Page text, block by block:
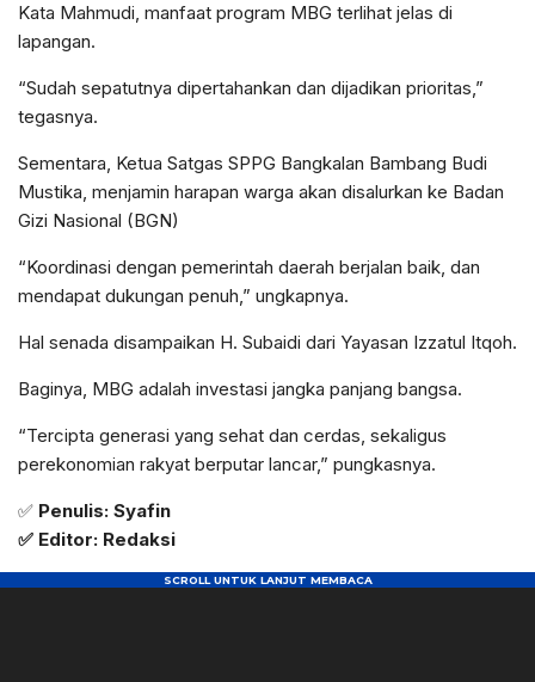
Kata Mahmudi, manfaat program MBG terlihat jelas di
lapangan.
“Sudah sepatutnya dipertahankan dan dijadikan prioritas,”
tegasnya.
Sementara, Ketua Satgas SPPG Bangkalan Bambang Budi
Mustika, menjamin harapan warga akan disalurkan ke Badan
Gizi Nasional (BGN)
“Koordinasi dengan pemerintah daerah berjalan baik, dan
mendapat dukungan penuh,” ungkapnya.
Hal senada disampaikan H. Subaidi dari Yayasan Izzatul Itqoh.
Baginya, MBG adalah investasi jangka panjang bangsa.
“Tercipta generasi yang sehat dan cerdas, sekaligus
perekonomian rakyat berputar lancar,” pungkasnya.
✅ Penulis: Syafin
✅ Editor: Redaksi